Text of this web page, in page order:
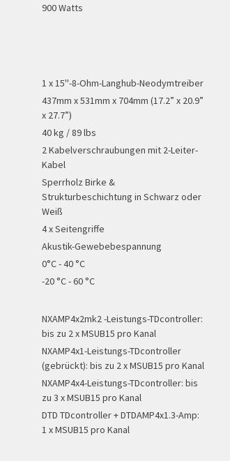
900 Watts
1 x 15''-8-Ohm-Langhub-Neodymtreiber
437mm x 531mm x 704mm (17.2” x 20.9”
x 27.7”)
40 kg / 89 lbs
2 Kabelverschraubungen mit 2-Leiter-
Kabel
Sperrholz Birke &
Strukturbeschichtung in Schwarz oder
Weiß
4 x Seitengriffe
Akustik-Gewebebespannung
0°C - 40 °C
-20 °C - 60 °C
NXAMP4x2mk2 -Leistungs-TDcontroller:
bis zu 2 x MSUB15 pro Kanal
NXAMP4x1-Leistungs-TDcontroller
(gebrückt): bis zu 2 x MSUB15 pro Kanal
NXAMP4x4-Leistungs-TDcontroller: bis
zu 3 x MSUB15 pro Kanal
DTD TDcontroller + DTDAMP4x1.3-Amp:
1 x MSUB15 pro Kanal